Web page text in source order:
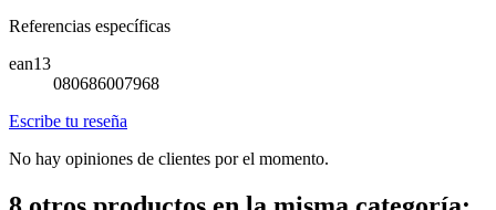
Referencias específicas
ean13
080686007968
Escribe tu reseña
No hay opiniones de clientes por el momento.